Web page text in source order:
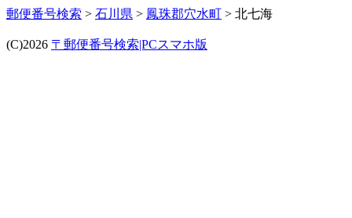
郵便番号検索 > 石川県 > 鳳珠郡穴水町 > 北七海
(C)2026 〒郵便番号検索|PCスマホ版